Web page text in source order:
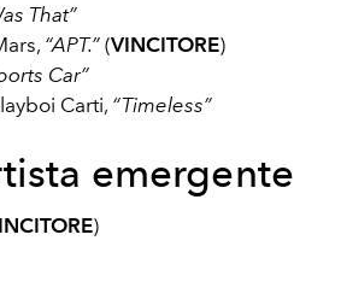
That”
“APT.” (VINCITORE)
Car”
Carti, “Timeless”
emergente
)